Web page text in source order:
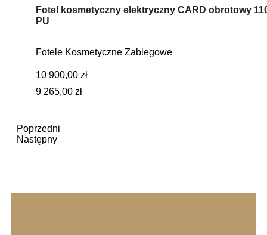
Fotel kosmetyczny elektryczny CARD obrotowy
PU
Fotele Kosmetyczne Zabiegowe
10 900,00 zł
9 265,00 zł
Poprzedni
Następny